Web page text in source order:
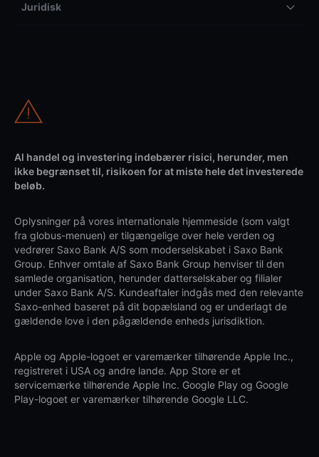
Juridisk
Al handel og investering indebærer risici, herunder, men
ikke begrænset til, risikoen for at miste hele det investerede
beløb.
Oplysninger på vores internationale hjemmeside (som valgt
fra globus-menuen) er tilgængelige over hele verden og
vedrører Saxo Bank A/S som moderselskabet i Saxo Bank
Group. Enhver omtale af Saxo Bank Group henviser til den
samlede organisation, herunder datterselskaber og filialer
under Saxo Bank A/S. Kundeaftaler indgås med den relevante
Saxo-enhed baseret på dit bopælsland og er underlagt de
gældende love i den pågældende enheds jurisdiktion.
Apple og Apple-logoet er varemærker tilhørende Apple Inc.,
registreret i USA og andre lande. App Store er et
servicemærke tilhørende Apple Inc. Google Play og Google
Play-logoet er varemærker tilhørende Google LLC.